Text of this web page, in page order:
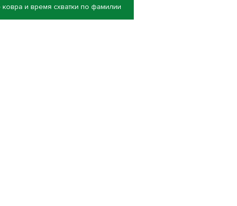
ковра и время схватки по фамилии